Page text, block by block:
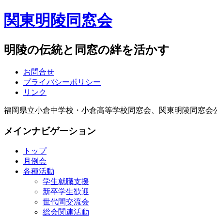
関東明陵同窓会
明陵の伝統と同窓の絆を活かす
お問合せ
プライバシーポリシー
リンク
福岡県立小倉中学校・小倉高等学校同窓会、関東明陵同窓会
メインナビゲーション
トップ
月例会
各種活動
学生就職支援
新卒学生歓迎
世代間交流会
総会関連活動